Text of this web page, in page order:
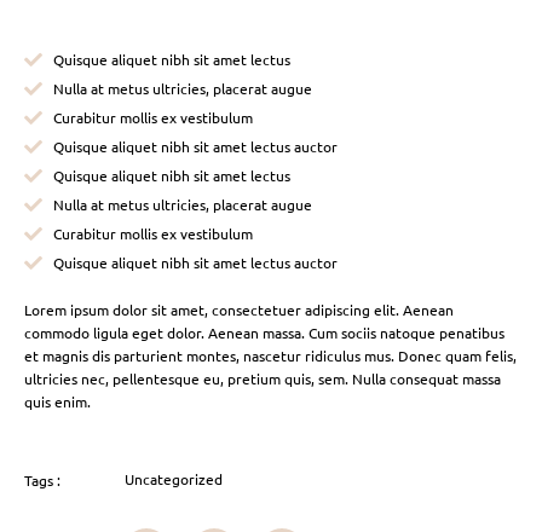
Quisque aliquet nibh sit amet lectus
Nulla at metus ultricies, placerat augue
Curabitur mollis ex vestibulum
Quisque aliquet nibh sit amet lectus auctor
Quisque aliquet nibh sit amet lectus
Nulla at metus ultricies, placerat augue
Curabitur mollis ex vestibulum
Quisque aliquet nibh sit amet lectus auctor
Lorem ipsum dolor sit amet, consectetuer adipiscing elit. Aenean
commodo ligula eget dolor. Aenean massa. Cum sociis natoque penatibus
et magnis dis parturient montes, nascetur ridiculus mus. Donec quam felis,
ultricies nec, pellentesque eu, pretium quis, sem. Nulla consequat massa
quis enim.
Tags : Uncategorized